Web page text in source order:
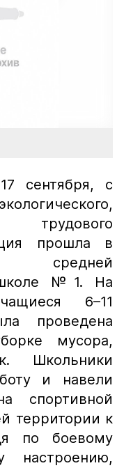
сентября, с
трудового
прошла в
средней
школе №1. На
6–11
проведена
мусора,
Школьники
и навели
спортивной
территории к
по боевому
настроению,